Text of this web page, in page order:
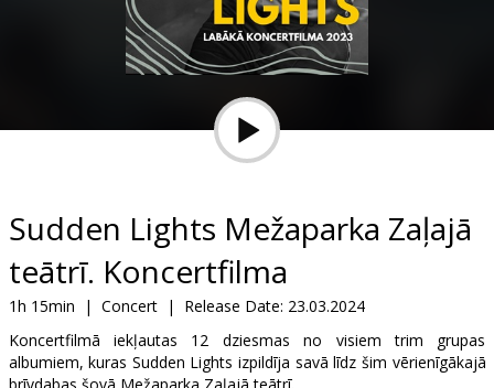
snacks
B2B
Cinema
Sudden Lights Mežaparka Zaļajā
teātrī. Koncertfilma
1h 15min | Concert | Release Date: 23.03.2024
Koncertfilmā iekļautas 12 dziesmas no visiem trim grupas
albumiem, kuras Sudden Lights izpildīja savā līdz šim vērienīgākajā